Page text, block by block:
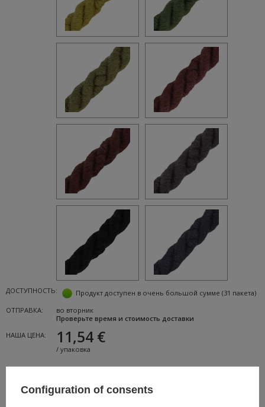
ДОСТУПНОСТЬ: Продукт доступен в очень большой сумме (31 пакета)
ОТПРАВКА:
во вторник
Проверьте время и стоимость доставки
НАША ЦЕНА:
11,54 €
/ упаковка
Configuration of consents